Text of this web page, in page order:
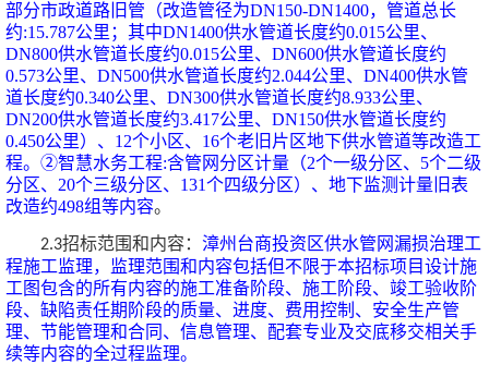
部分市政道路旧管 （改造管径为DN150-DN1400，管道总长
约:15.787公里 ； 其中DN1400供水管道长度约0.015公里、
DN800供水管道长度约0.015公里、DN600供水管道长度约
0.573公里、DN500供水管道长度约2.044公里、DN400供水管
道长度约0.340公里、DN300供水管道长度约8.933公里、
DN200供水管道长度约3.417公里、DN150供水管道长度约
0.450公里） 、 12个小区、16个老旧片区地下供水管道等改造工
程。②智慧水务工程:含管网分区计量 （2个一级分区、5个二级
分区、20个三级分区、131个四级分区） 、地下监测计量旧表
改造约498组等内容。
2.3招标范围和内容： 漳州台商投资区供水管网漏损治理工
程施工监理，监理范围和内容包括但不限于本招标项目设计施
工图包含的所有内容的施工准备阶段、施工阶段、竣工验收阶
段、缺陷责任期阶段的质量、进度、费用控制、安全生产管
理、节能管理和合同、信息管理、配套专业及交底移交相关手
续等内容的全过程监理。